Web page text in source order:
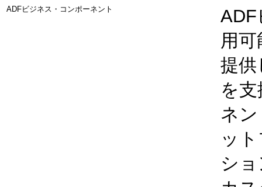
ADFビジネス・コンポーネント
ADF
用
提供
を
ネ
ッ
シ